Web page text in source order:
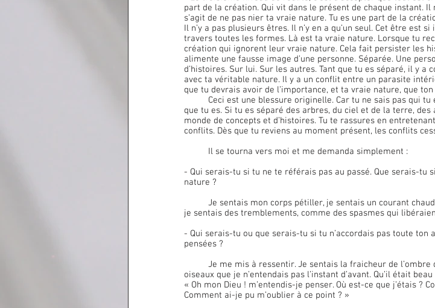
part de la création. Qui vit dans le présent de chaque instant. Il
s’agit de ne pas nier ta vraie nature. Tu es une part de la
Il n’y a pas plusieurs êtres. Il n’y en a qu’un seul. Cet être est
travers toutes les formes. Là est ta vraie nature. Lorsque tu
création qui ignorent leur vraie nature. Cela fait persister les
alimente une fausse image d’une personne. Séparée. Une
d’histoires. Sur lui. Sur les autres. Tant que tu es séparé, il y a
avec ta véritable nature. Il y a un conflit entre un parasite
que tu devrais avoir de l’importance, et ta vraie nature, que
que tu es. Si tu es séparé des arbres, du ciel et de la terre,
monde de concepts et d’histoires. Tu te rassures en
conflits. Dès que tu reviens au moment présent, les conflits
	Il se tourna vers moi et me demanda simplement :
- Qui serais-tu si tu ne te référais pas au passé. Que serais-tu
nature ?
je sentais des tremblements, comme des spasmes qui
- Qui serais-tu ou que serais-tu si tu n’accordais pas toute ton
pensées ?
oiseaux que je n’entendais pas l’instant d’avant. Qu’il était
« Oh mon Dieu ! m’entendis-je penser. Où est-ce que j’étais ?
Comment ai-je pu m’oublier à ce point ? »